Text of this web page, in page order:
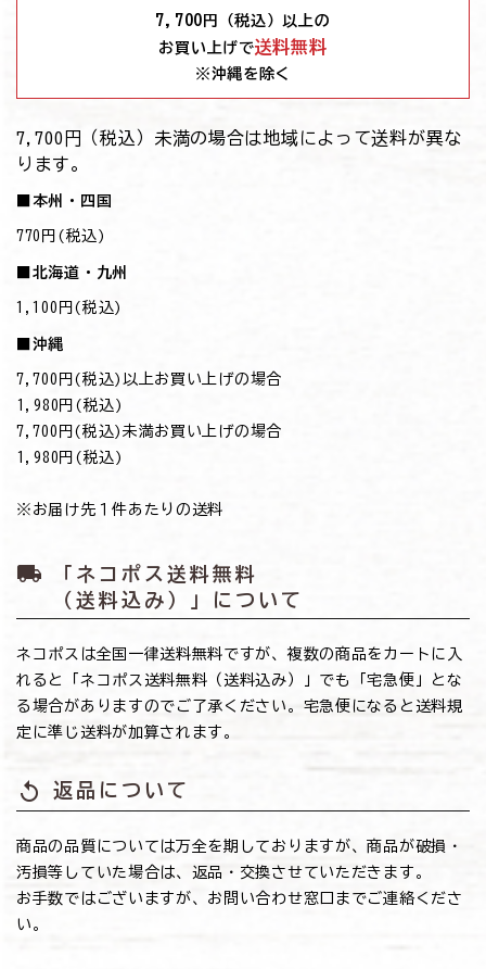
7,700 円（税込）以上の
お買い上げで送料無料
※沖縄を除く
7,700円（税込）未満の場合は地域によって送料が異な
ります。
■本州・四国
770円(税込)
■北海道・九州
1,100円(税込)
■沖縄
7,700円(税込)以上お買い上げの場合
→1,980円(税込)
7,700円(税込)未満お買い上げの場合
→1,980円(税込)
※お届け先１件あたりの送料
local_shipping
「ネコポス送料無料
（送料込み）」について
ネコポスは全国一律送料無料ですが、複数の商品をカートに入
れると「ネコポス送料無料（送料込み）」でも「宅急便」とな
る場合がありますのでご了承ください。宅急便になると送料規
定に準じ送料が加算されます。
replay 返品について
商品の品質については万全を期しておりますが、商品が破損・
汚損等していた場合は、返品・交換させていただきます。
お手数ではございますが、お問い合わせ窓口までご連絡くださ
い。